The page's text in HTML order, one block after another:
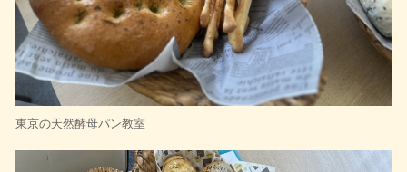
東京の天然酵母パン教室